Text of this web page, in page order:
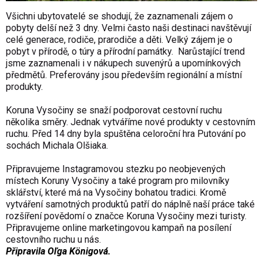
Všichni ubytovatelé se shodují, že zaznamenali zájem o
pobyty delší než 3 dny. Velmi často naši destinaci navštěvují
celé generace, rodiče, prarodiče a děti. Velký zájem je o
pobyt v přírodě, o túry a přírodní památky. Narůstající trend
jsme zaznamenali i v nákupech suvenýrů a upomínkových
předmětů. Preferovány jsou především regionální a místní
produkty.
Koruna Vysočiny se snaží podporovat cestovní ruchu
několika směry. Jednak vytváříme nové produkty v cestovním
ruchu. Před 14 dny byla spuštěna celoroční hra Putování po
sochách Michala Olšiaka.
Připravujeme Instagramovou stezku po neobjevených
místech Koruny Vysočiny a také program pro milovníky
sklářství, které má na Vysočiny bohatou tradici. Kromě
vytváření samotných produktů patří do náplně naší práce také
rozšíření povědomí o značce Koruna Vysočiny mezi turisty.
Připravujeme online marketingovou kampaň na posílení
cestovního ruchu u nás.
Připravila Oľga Königová.